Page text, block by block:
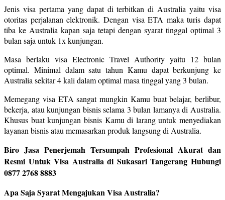
Jenis visa pertama yang dapat di terbitkan di Australia yaitu visa
otoritas perjalanan elektronik. Dengan visa ETA maka turis dapat
tiba ke Australia kapan saja tetapi dengan syarat tinggal optimal 3
bulan saja untuk 1x kunjungan.
Masa berlaku visa Electronic Travel Authority yaitu 12 bulan
optimal. Minimal dalam satu tahun Kamu dapat berkunjung ke
Australia sekitar 4 kali dalam optimal masa tinggal yang 3 bulan.
Memegang visa ETA sangat mungkin Kamu buat belajar, berlibur,
bekerja, atau kunjungan bisnis selama 3 bulan lamanya di Australia.
Khusus buat kunjungan bisnis Kamu di larang untuk menyediakan
layanan bisnis atau memasarkan produk langsung di Australia.
Biro Jasa Penerjemah Tersumpah Profesional Akurat dan
Resmi Untuk Visa Australia di Sukasari Tangerang Hubungi
0877 2768 8883
Apa Saja Syarat Mengajukan Visa Australia?